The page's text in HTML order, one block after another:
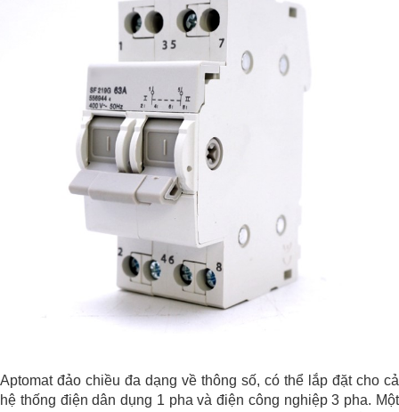
Aptomat đảo chiều đa dạng về thông số, có thể lắp đặt cho cả
hệ thống điện dân dụng 1 pha và điện công nghiệp 3 pha. Một